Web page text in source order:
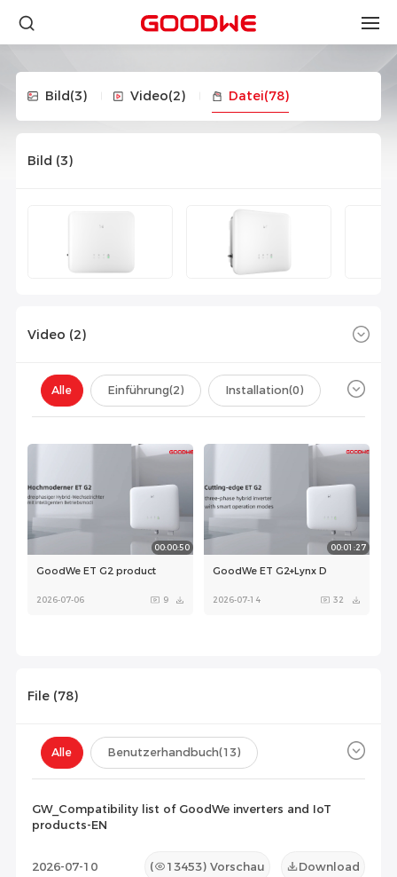
Bild(3) Video(2) Datei(78)
Bild (3)
Video (2)
Alle Einführung(2) Installation(0)
00:00:50
GoodWe ET G2 product
2026-07-06 9
00:01:27
GoodWe ET G2+Lynx D
2026-07-14 32
File (78)
Alle Benutzerhandbuch(13)
Kompatibilitätsliste
Wartungsdokument (0) Sonstiges (0)
GW_Compatibility list of GoodWe inverters and IoT
products-EN
2026-07-10 ( 13453) Vorschau Download